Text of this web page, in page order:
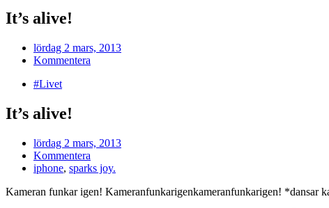
It’s alive!
lördag 2 mars, 2013
Kommentera
#Livet
It’s alive!
lördag 2 mars, 2013
Kommentera
iphone, sparks joy.
Kameran funkar igen! Kameranfunkarigenkameranfunkarigen! *dansar